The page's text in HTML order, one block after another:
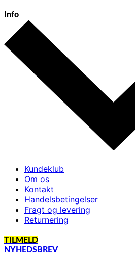
Info
Kundeklub
Om os
Kontakt
Handelsbetingelser
Fragt og levering
Returnering
TILMELD
NYHEDSBREV